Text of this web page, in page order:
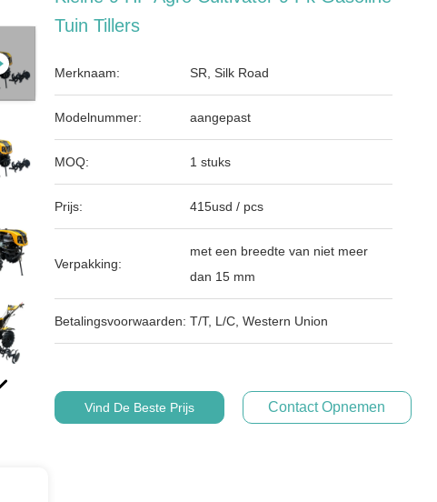
Tuin Tillers
Merknaam: SR, Silk Road
Modelnummer: aangepast
MOQ: 1 stuks
Prijs: 415usd / pcs
Verpakking:
met een breedte van niet meer
dan 15 mm
Betalingsvoorwaarden: T/T, L/C, Western Union
Vind De Beste Prijs Contact Opnemen